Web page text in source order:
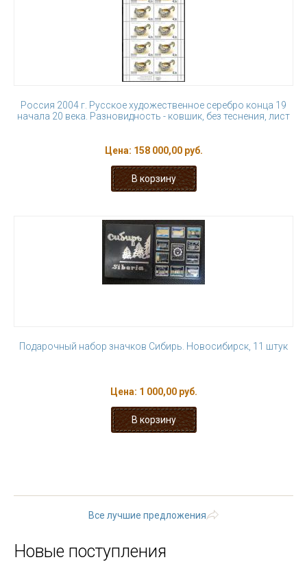
Россия 2004 г. Русское художественное серебро конца 19
начала 20 века. Разновидность - ковшик, без теснения, лист
Цена: 158 000,00 руб.
Подарочный набор значков Сибирь. Новосибирск, 11 штук
Цена: 1 000,00 руб.
Все лучшие предложения
Новые поступления